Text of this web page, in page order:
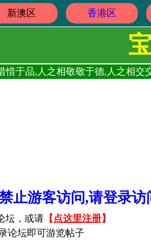
新澳区 香港区
惜于品,人之相敬敬于德,人之相
禁止游客访问,请登录
坛，或请 【 点这里注册】
论坛即可游览帖子